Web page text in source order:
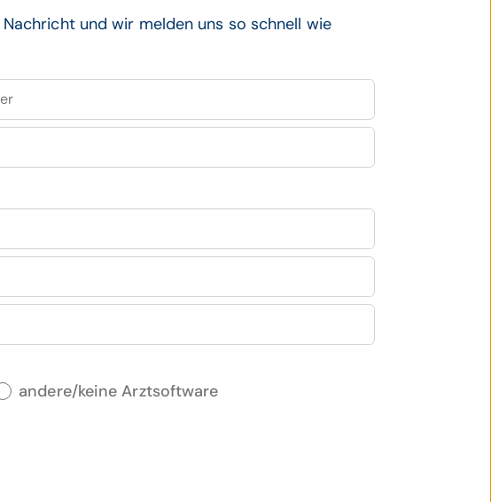
und wir melden uns so schnell wie
andere/keine Arztsoftware